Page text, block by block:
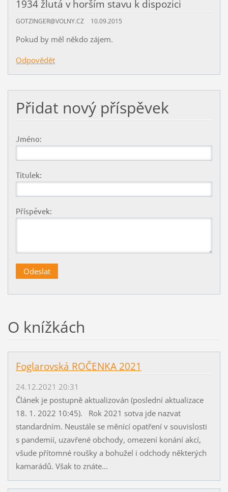
1934 žlutá v horším stavu k dispozici
GOTZINGER@VOLNY.CZ 10.09.2015
Pokud by měl někdo zájem.
Odpovědět
Přidat nový příspěvek
Jméno:
Titulek:
Příspěvek:
O knížkách
Foglarovská ROČENKA 2021
24.12.2021 20:31
Článek je postupně aktualizován (poslední aktualizace
18. 1. 2022 10:45). Rok 2021 sotva jde nazvat
standardním. Neustále se měnící opatření v souvislosti
s pandemií, uzavřené obchody, omezení konání akcí,
všude přítomné roušky a bohužel i odchody některých
kamarádů. Však to znáte...